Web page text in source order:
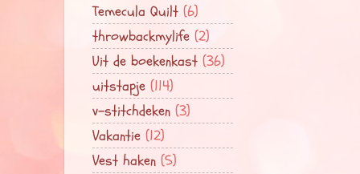
Temecula Quilt (6)
throwbackmylife (2)
Uit de boekenkast (36)
uitstapje (114)
v-stitchdeken (3)
Vakantie (12)
Vest haken (5)